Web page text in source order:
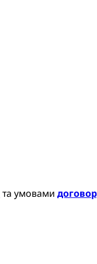
та умовами